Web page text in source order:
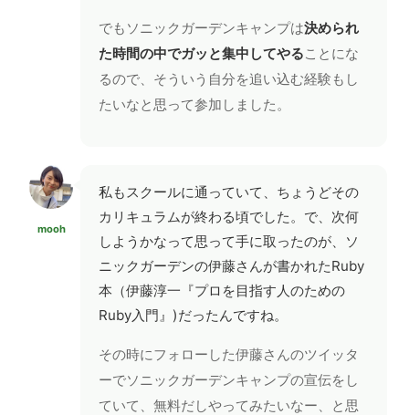
でもソニックガーデンキャンプは決められ
た時間の中でガッと集中してやることにな
るので、そういう自分を追い込む経験もし
たいなと思って参加しました。
mooh
私もスクールに通っていて、ちょうどその
カリキュラムが終わる頃でした。で、次何
しようかなって思って手に取ったのが、ソ
ニックガーデンの伊藤さんが書かれたRuby
本（伊藤淳一『プロを目指す人のための
Ruby入門』)だったんですね。
その時にフォローした伊藤さんのツイッタ
ーでソニックガーデンキャンプの宣伝をし
ていて、無料だしやってみたいなー、と思